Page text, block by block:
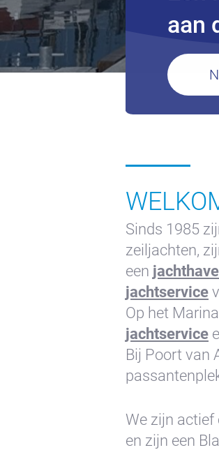
Slapen op de
Appartement
Appartement
Kamer Bakboord
Kamer Stuurboord
+31(0) 299 – 652
aan
Sinds 1985
zeiljachten,
een
jachtservice
Op het
jachtservice
Bij Poort van
We zijn actief
en zijn een